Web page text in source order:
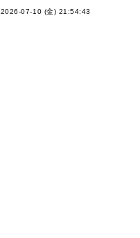
2026-07-10 (金) 21:54:43